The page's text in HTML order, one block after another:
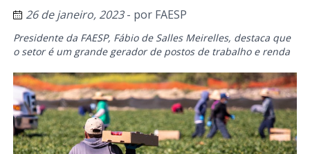
26 de janeiro, 2023- por FAESP
Presidente da FAESP, Fábio de Salles Meirelles, destaca que
o setor é um grande gerador de postos de trabalho e renda